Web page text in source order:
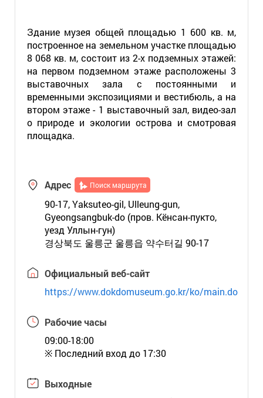
Здание музея общей площадью 1 600 кв. м,
построенное на земельном участке площадью
8 068 кв. м, состоит из 2-х подземных этажей:
на первом подземном этаже расположены 3
выставочных зала с постоянными и
временными экспозициями и вестибюль, а на
втором этаже - 1 выставочный зал, видео-зал
о природе и экологии острова и смотровая
площадка.
Адрес Поиск маршрута
90-17, Yaksuteo-gil, Ulleung-gun,
Gyeongsangbuk-do (пров. Кёнсан-пукто,
уезд Уллын-гун)
경상북도 울릉군 울릉읍 약수터길 90-17
Официальный веб-сайт
https://www.dokdomuseum.go.kr/ko/main.do
Рабочие часы
09:00-18:00
※ Последний вход до 17:30
Выходные